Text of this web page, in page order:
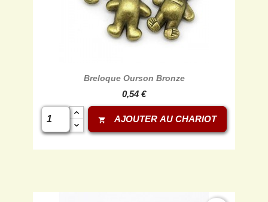
Breloque Ourson Bronze
0,54 €
shopping_cart AJOUTER AU CHARIOT